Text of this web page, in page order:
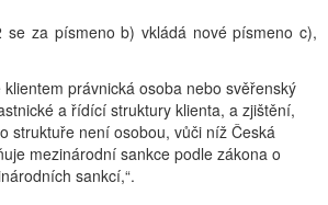
za písmeno b) vkládá nové písmeno c),
právnická osoba nebo svěřenský
a řídící struktury klienta, a zjištění,
struktuře není osobou, vůči níž Česká
mezinárodní sankce podle zákona o
sankcí,“.